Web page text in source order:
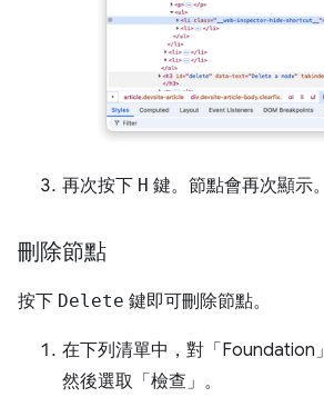
再次按下 H 鍵。節點會再次顯示。
刪除節點
按下 Delete 鍵即可刪除節點。
在下列清單中，對「Foundation」
然後選取「檢查」 。